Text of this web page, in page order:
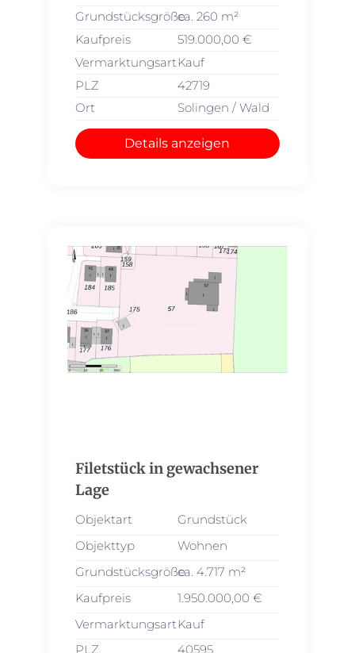
Grundstücksgrößeca. 260 m²
Kaufpreis
519.000,00 €
VermarktungsartKauf
PLZ
42719
Ort
Solingen / Wald
Details anzeigen
Filetstück in gewachsener
Lage
Objektart
Grundstück
Objekttyp
Wohnen
Grundstücksgrößeca. 4.717 m²
Kaufpreis
1.950.000,00 €
Vermarktungsart Kauf
PLZ
40595